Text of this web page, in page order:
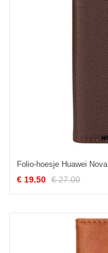
€ 19.50 € 27.00